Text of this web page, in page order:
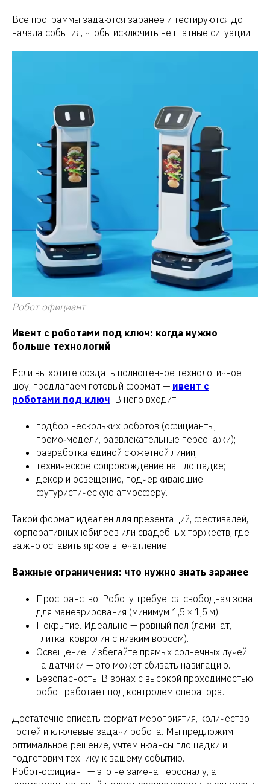
Все программы задаются заранее и тестируются до
начала события, чтобы исключить нештатные ситуации.
Робот официант
Ивент с роботами под ключ: когда нужно
больше технологий
Если вы хотите создать полноценное технологичное
шоу, предлагаем готовый формат — ивент с
роботами под ключ. В него входит:
подбор нескольких роботов (официанты,
промо‑модели, развлекательные персонажи);
разработка единой сюжетной линии;
техническое сопровождение на площадке;
декор и освещение, подчеркивающие
футуристическую атмосферу.
Такой формат идеален для презентаций, фестивалей,
корпоративных юбилеев или свадебных торжеств, где
важно оставить яркое впечатление.
Важные ограничения: что нужно знать заранее
Пространство. Роботу требуется свободная зона
для маневрирования (минимум 1,5 × 1,5 м).
Покрытие. Идеально — ровный пол (ламинат,
плитка, ковролин с низким ворсом).
Освещение. Избегайте прямых солнечных лучей
на датчики — это может сбивать навигацию.
Безопасность. В зонах с высокой проходимостью
робот работает под контролем оператора.
Достаточно описать формат мероприятия, количество
гостей и ключевые задачи робота. Мы предложим
оптимальное решение, учтем нюансы площадки и
подготовим технику к вашему событию.
Робот‑официант — это не замена персоналу, а